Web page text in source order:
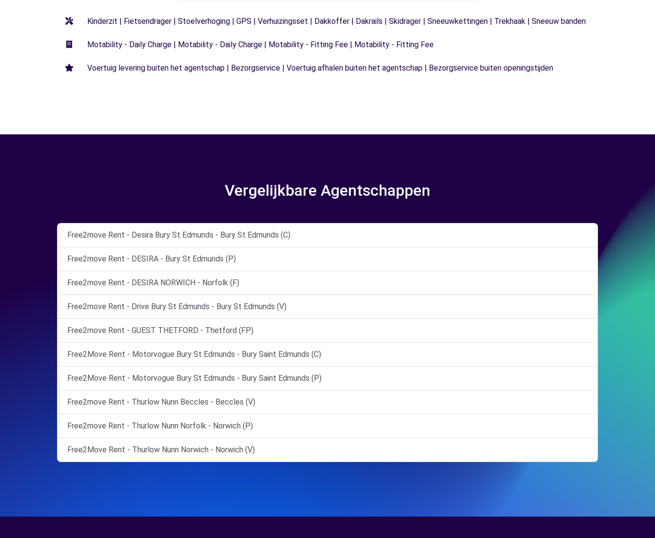
Kinderzit | Fietsendrager | Stoelverhoging | GPS | Verhuizingsset | Dakkoffer | Dakrails | Skidrager | Sneeuwkettingen | Trekhaak | Sneeuw banden
Motability - Daily Charge | Motability - Daily Charge | Motability - Fitting Fee | Motability - Fitting Fee
Voertuig levering buiten het agentschap | Bezorgservice | Voertuig afhalen buiten het agentschap | Bezorgservice buiten openingstijden
Vergelijkbare Agentschappen
Free2move Rent - Desira Bury St Edmunds - Bury St Edmunds (C)
Free2move Rent - DESIRA - Bury St Edmunds (P)
Free2move Rent - DESIRA NORWICH - Norfolk (F)
Free2move Rent - Drive Bury St Edmunds - Bury St Edmunds (V)
Free2move Rent - GUEST THETFORD - Thetford (FP)
Free2Move Rent - Motorvogue Bury St Edmunds - Bury Saint Edmunds (C)
Free2Move Rent - Motorvogue Bury St Edmunds - Bury Saint Edmunds (P)
Free2move Rent - Thurlow Nunn Beccles - Beccles (V)
Free2move Rent - Thurlow Nunn Norfolk - Norwich (P)
Free2Move Rent - Thurlow Nunn Norwich - Norwich (V)